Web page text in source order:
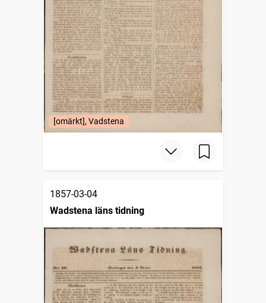
[omärkt], Vadstena
1857-03-04
Wadstena läns tidning